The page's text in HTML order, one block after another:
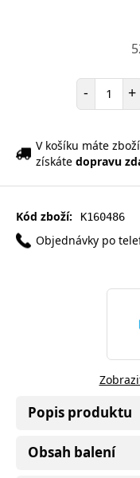
- Počet+
V košíku máte
získáte dopravu
Kód zboží: K160486
Objednávky po
Popis produktu
Obsah balení